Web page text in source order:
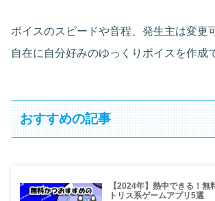
ボイスのスピードや音程、発生主は変更
自在に自分好みのゆっくりボイスを作成
おすすめの記事
【2024年】熱中できる！無
トリス系ゲームアプリ5選